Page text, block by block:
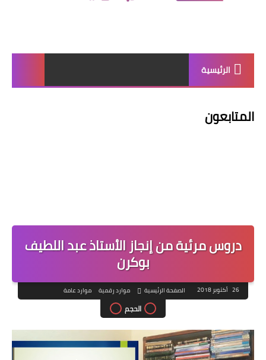
الرئيسية
المتابعون
دروس مرئية من إنجاز الأستاذ عبد اللطيف
بوكرن‎
26 أكتوبر 2018 الصفحة الرئيسية موارد رقمية موارد عامة
الحجم